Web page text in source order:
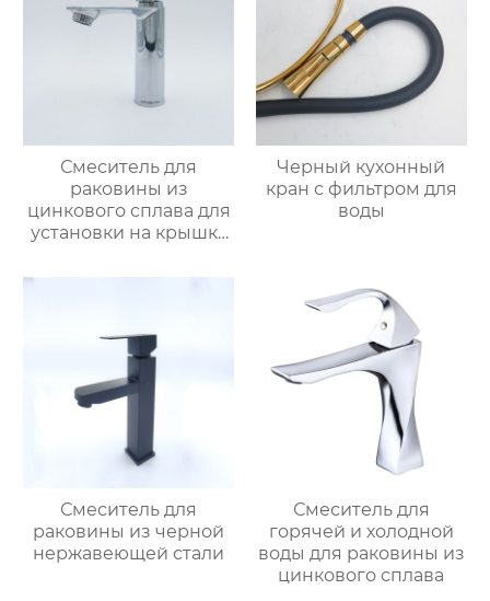
Смеситель для
раковины из
цинкового сплава для
установки на крышку
Черный кухонный
кран с фильтром для
воды
Смеситель для
раковины из черной
нержавеющей стали
Смеситель для
горячей и холодной
воды для раковины из
цинкового сплава